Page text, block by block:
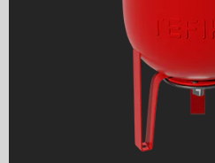
Електромагнітні клапани
Деталі до трубопроводу